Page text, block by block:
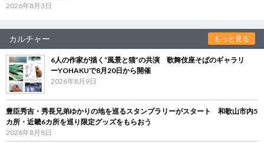
2026年8月3日
カルチャー もっと見る
6人の作家が描く“風景と猫”の共演 歌舞伎座そばのギャラリ
ーYOHAKUで8月20日から開催
2026年8月9日
豊臣秀吉・秀長兄弟ゆかりの地を巡るスタンプラリーがスタート 和歌山市内5
カ所・近畿6カ所を巡り限定グッズをもらおう
2026年8月8日